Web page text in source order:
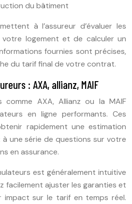
du bâtiment
à l’assureur d’évaluer les
votre logement et de calculer un
fournies sont précises,
du tarif final de votre contrat.
: AXA, allianz, MAIF
comme AXA, Allianz ou la MAIF
en ligne performants. Ces
rapidement une estimation
une série de questions sur votre
en assurance.
est généralement intuitive
facilement ajuster les garanties et
impact sur le tarif en temps réel.